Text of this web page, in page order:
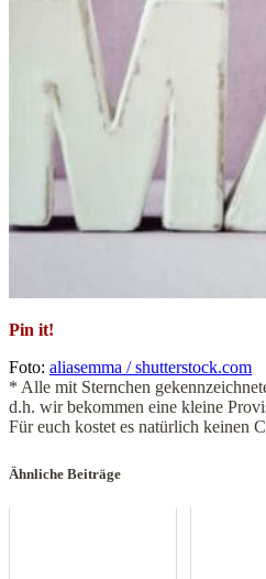
Pin it!
Foto: aliasemma / shutterstock.com
* Alle mit Sternchen
d.h. wir bekommen eine kleine
Für euch kostet es natürlich keinen
Ähnliche Beiträge